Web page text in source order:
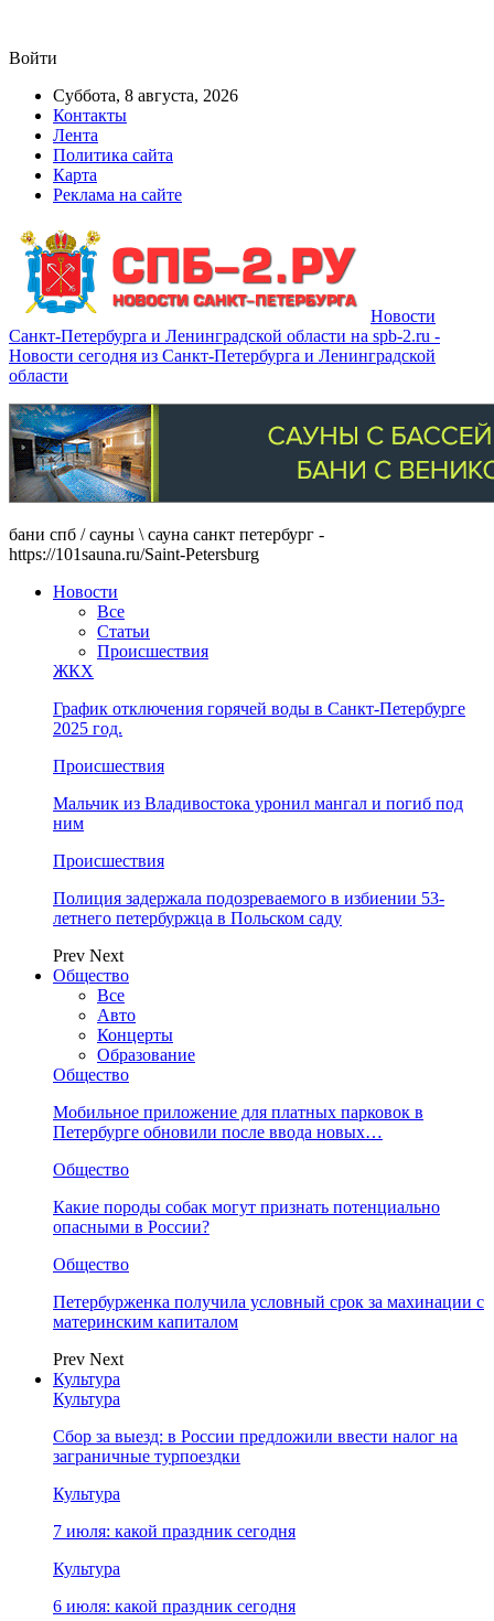
Войти
Суббота, 8 августа, 2026
Контакты
Лента
Политика сайта
Карта
Реклама на сайте
Новости
Санкт-Петербурга и Ленинградской области на spb-2.ru -
Новости сегодня из Санкт-Петербурга и Ленинградской
области
бани спб / сауны \ сауна санкт петербург -
https://101sauna.ru/Saint-Petersburg
Новости
Все
Статьи
Происшествия
ЖКХ
График отключения горячей воды в Санкт-Петербурге
2025 год.
Происшествия
Мальчик из Владивостока уронил мангал и погиб под
ним
Происшествия
Полиция задержала подозреваемого в избиении 53-
летнего петербуржца в Польском саду
Prev Next
Общество
Все
Авто
Концерты
Образование
Общество
Мобильное приложение для платных парковок в
Петербурге обновили после ввода новых…
Общество
Какие породы собак могут признать потенциально
опасными в России?
Общество
Петербурженка получила условный срок за махинации с
материнским капиталом
Prev Next
Культура
Культура
Сбор за выезд: в России предложили ввести налог на
заграничные турпоездки
Культура
7 июля: какой праздник сегодня
Культура
6 июля: какой праздник сегодня